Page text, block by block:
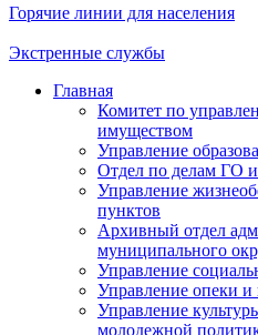
Горячие линии для населения
Экстренные службы
Главная
Комитет по
имуществом
Управление
Отдел по делам ГО
Управление
пунктов
Архивный отдел
муниципального
Управление
Управление опеки и
Управление
молодежной